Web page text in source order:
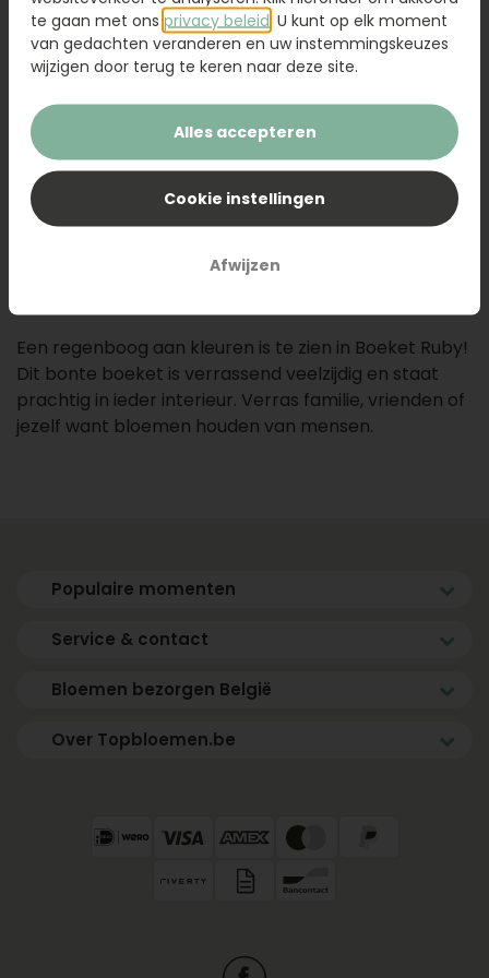
53,95
Glazen vaas
Voeg een kaart toe met jouw persoonlijke tekst
1,50
Voeg toe aan uw winkelwagen
Een regenboog aan kleuren is te zien in Boeket Ruby!
Dit bonte boeket is verrassend veelzijdig en staat
prachtig in ieder interieur. Verras familie, vrienden of
jezelf want bloemen houden van mensen.
Populaire momenten
Service & contact
Bloemen bezorgen België
Over Topbloemen.be
te gaan met ons privacy beleid . U kunt op elk moment
van gedachten veranderen en uw instemmingskeuzes
wijzigen door terug te keren naar deze site.
Alles accepteren
Cookie instellingen
Afwijzen